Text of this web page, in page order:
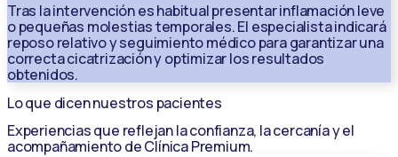
Tras la intervención es habitual presentar inflamación leve
o pequeñas molestias temporales. El especialista indicará
reposo relativo y seguimiento médico para garantizar una
correcta cicatrización y optimizar los resultados
obtenidos.
Lo que dicen nuestros pacientes
Experiencias que reflejan la confianza, la cercanía y el
acompañamiento de Clínica Premium.